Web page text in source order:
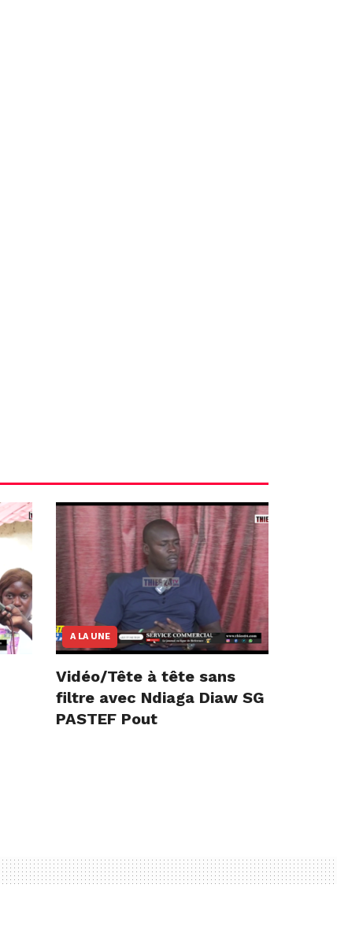
A LA UNE
Vidéo/Tête à tête sans
filtre avec Ndiaga Diaw SG
PASTEF Pout